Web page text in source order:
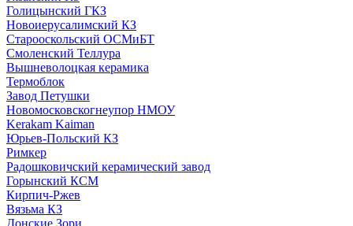
Голицынский ГКЗ
Новоиерусалимский КЗ
Старооскольский ОСМиБТ
Смоленский Теллура
Вышневолоцкая керамика
Термоблок
Завод Петушки
Новомосковскогнеупор НМОУ
Kerakam Kaiman
Юрьев-Польский КЗ
Римкер
Радошковичский керамический завод
Горынский КСМ
Кирпич-Ржев
Вязьма КЗ
Донские Зори